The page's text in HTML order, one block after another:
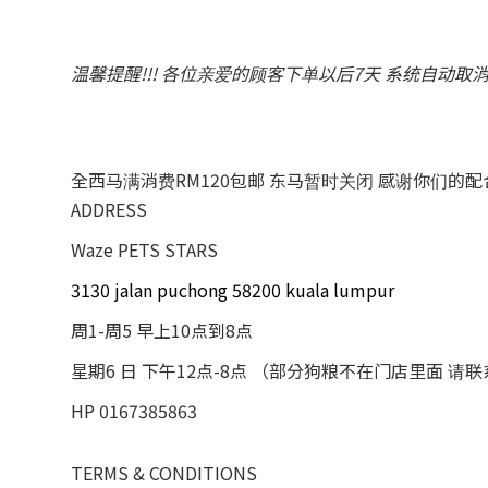
温馨提醒!!! 各位亲爱的顾客下单以后7天 系统自动取
全西马满消费RM120包邮 东马暂时关闭 感谢你们
ADDRESS
Waze PETS STARS
3130 jalan puchong 58200 kuala lumpur
周1-周5 早上10点到8点
星期6 日 下午12点-8点 （部分狗粮不在门店里面 请联
HP 0167385863
TERMS & CONDITIONS